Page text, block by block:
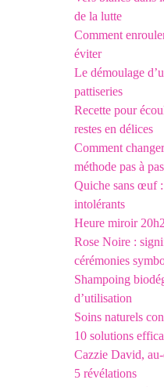
de la lutte
Comment
éviter
Le démoulage
pattiseries
Recette pour
restes en délices
Comment
méthode pas à pas
Quiche sans œuf
intolérants
Heure miroir
Rose Noire :
cérémonies
Shampoing
d’utilisation
Soins naturels
10 solutions
Cazzie David,
5 révélations